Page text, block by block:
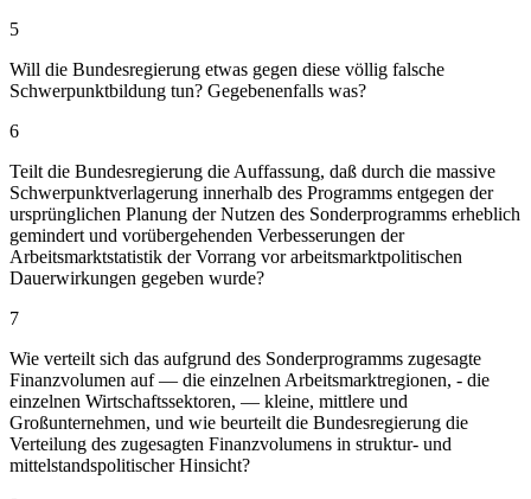
5
Will die Bundesregierung etwas gegen diese völlig falsche
Schwerpunktbildung tun? Gegebenenfalls was?
6
Teilt die Bundesregierung die Auffassung, daß durch die massive
Schwerpunktverlagerung innerhalb des Programms entgegen der
ursprünglichen Planung der Nutzen des Sonderprogramms erheblich
gemindert und vorübergehenden Verbesserungen der
Arbeitsmarktstatistik der Vorrang vor arbeitsmarktpolitischen
Dauerwirkungen gegeben wurde?
7
Wie verteilt sich das aufgrund des Sonderprogramms zugesagte
Finanzvolumen auf — die einzelnen Arbeitsmarktregionen, - die
einzelnen Wirtschaftssektoren, — kleine, mittlere und
Großunternehmen, und wie beurteilt die Bundesregierung die
Verteilung des zugesagten Finanzvolumens in struktur- und
mittelstandspolitischer Hinsicht?